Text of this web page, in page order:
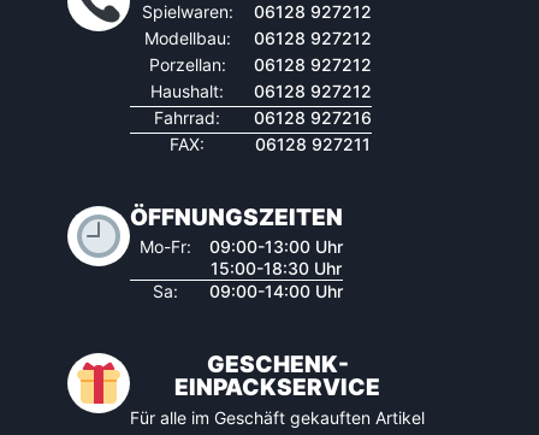
Spielwaren:
06128 927212
Modellbau:
06128 927212
Porzellan:
06128 927212
Haushalt:
06128 927212
Fahrrad:
06128 927216
FAX:
06128 927211
ÖFFNUNGSZEITEN
Mo-Fr:
09:00-13:00 Uhr
15:00-18:30 Uhr
Sa:
09:00-14:00 Uhr
GESCHENK-
EINPACKSERVICE
Für alle im Geschäft gekauften Artikel